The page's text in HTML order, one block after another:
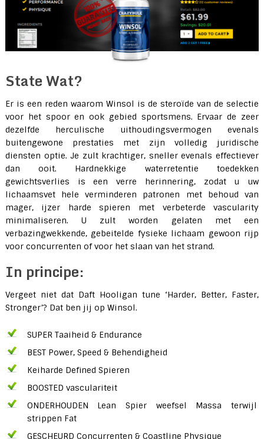
State Wat?
Er is een reden waarom Winsol is de steroïde van de selectie
voor het spoor en ook gebied sportsmens. Ervaar de zeer
dezelfde herculische uithoudingsvermogen evenals
buitengewone prestaties met zijn volledig juridische
diensten optie. Je zult krachtiger, sneller evenals effectiever
dan ooit. Hardnekkige waterretentie toedekken
gewichtsverlies is een verre herinnering, zodat u uw
lichaamsvet hele verminderen patronen met behoud van
mager, ijzer harde spieren met verbeterde vascularity
minimaliseren. U zult worden gelaten met een
verbazingwekkende, gebeitelde fysieke lichaam gewoon rijp
voor concurrenten of voor het slaan van het strand.
In principe:
Vergeet niet dat Daft Hooligan tune ‘Harder, Better, Faster,
Stronger’? Dat ben jij op Winsol.
SUPER Taaiheid & Endurance
BEST Power, Speed ​​& Behendigheid
Keiharde Defined Spieren
BOOSTED vasculariteit
ONDERHOUDEN Lean Spier weefsel Massa terwijl
strippen Fat
GESCHEURD Concurrenten & Coastline Physique